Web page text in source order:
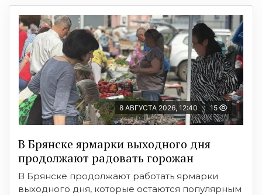
8 АВГУСТА 2026, 12:40 15
В Брянске ярмарки выходного дня
продолжают радовать горожан
В Брянске продолжают работать ярмарки
выходного дня, которые остаются популярным